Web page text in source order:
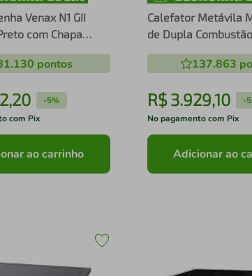
Venax N1 GII
com Chapa
- Chaminé Saída
pontos
,20 -5%
com Pix
ao carrinho
Calefator Metávila
de Dupla
880GF
137.863
R$ 3.929,10 -
No pagamento com Pix
Adicionar ao